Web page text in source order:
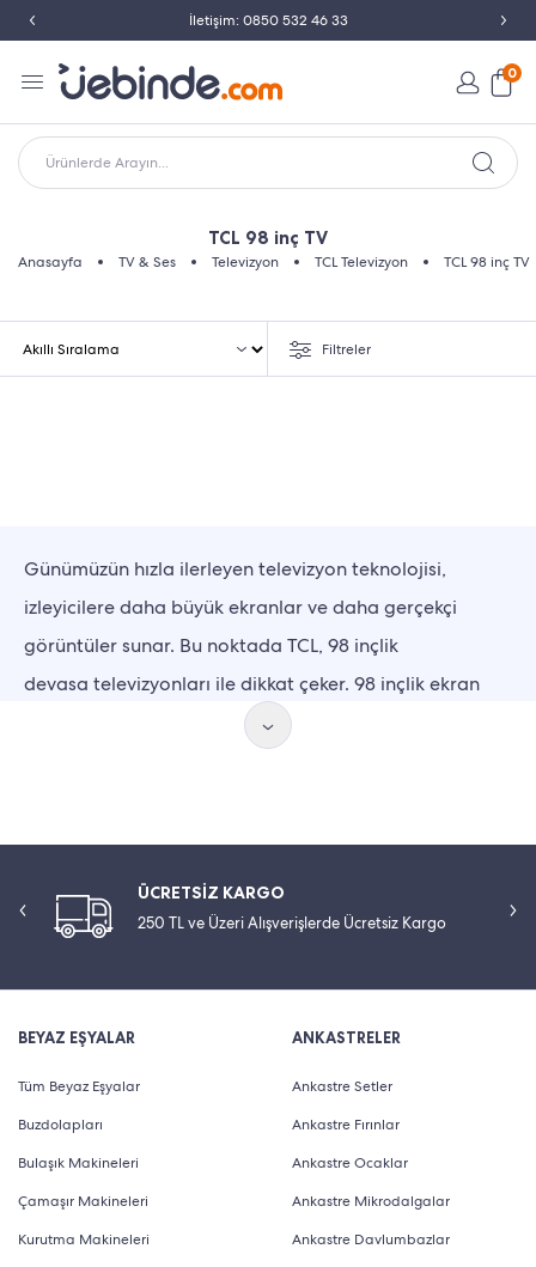
İletişim: 0850 532 46 33
0
Ürünlerde Arayın...
TCL 98 inç TV
Anasayfa TV & Ses Televizyon TCL Televizyon TCL 98 inç TV
Filtreler
Günümüzün hızla ilerleyen televizyon teknolojisi,
izleyicilere daha büyük ekranlar ve daha gerçekçi
görüntüler sunar. Bu noktada TCL, 98 inçlik
devasa televizyonları ile dikkat çeker. 98 inçlik ekran
boyutuyla TCL, sinema salonu deneyimini evinize getirir.
TCL 98 inç TV Modelleri
tasarlanır. TCL 98C735 98" 248 Ekran 4K UHD Uydu
Alıcılı Google Smart QLED TV modeli, TCL’in sunduğu en
güçlü televizyonlardan biridir. Barındırdığı bazı temel
özellikler ise şunlardır:
ÜCRETSİZ KARGO
250 TL ve Üzeri Alışverişlerde Ücretsiz Kargo
BEYAZ EŞYALAR
Tüm Beyaz Eşyalar
Buzdolapları
Bulaşık Makineleri
Çamaşır Makineleri
Kurutma Makineleri
ANKASTRELER
Ankastre Setler
Ankastre Fırınlar
Ankastre Ocaklar
Ankastre Mikrodalgalar
Ankastre Davlumbazlar